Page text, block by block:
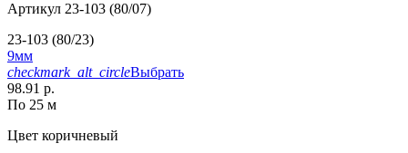
Артикул 23-103 (80/07)
23-103 (80/23)
9мм
checkmark_alt_circleВыбрать
98.91 р.
По 25 м
Цвет коричневый